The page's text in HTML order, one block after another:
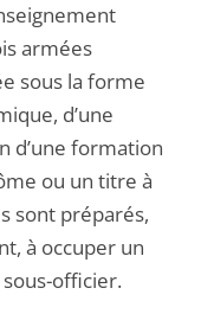
armées
sous la forme
d’une
d’une formation
ou un titre à
sont préparés,
à occuper un
officier.